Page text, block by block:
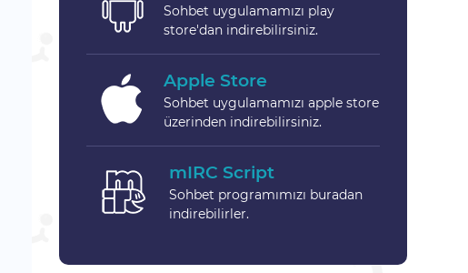
Sohbet uygulamamızı play
store'dan indirebilirsiniz.
Apple Store
Sohbet uygulamamızı apple store
üzerinden indirebilirsiniz.
mIRC Script
Sohbet programımızı buradan
indirebilirler.